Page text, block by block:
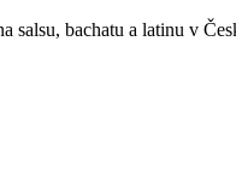
salsu, bachatu a latinu v